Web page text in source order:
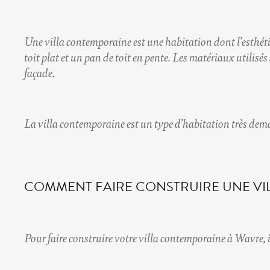
Une villa contemporaine est une habitation dont
toit plat et un pan de toit en pente. Les matériaux
façade.
La villa contemporaine est un type d’habitation très
COMMENT FAIRE CONSTRUIRE UNE
Pour faire construire votrevilla contemporaine à Wavre,